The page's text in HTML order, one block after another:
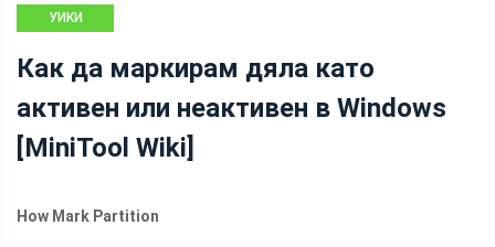
УИКИ
НА MINITOOL
Как да маркирам дяла като
активен или неактивен в Windows
[MiniTool Wiki]
How Mark Partition